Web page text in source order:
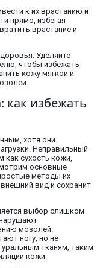
к их врастанию и
прямо, избегая
врастание и
Уделяйте
чтобы избежать
кожу мягкой и
как избежать
хотя они
Неправильный
как сухость кожи,
основные
методы их
вид и сохранит
выбор слишком
мозолей.
ногу, но не
тканям, таким
кожи.